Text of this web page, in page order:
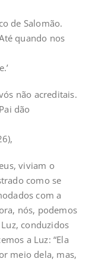
de Salomão.
quando nos
não acreditais.
dão
viviam o
como se
com a
nós, podemos
conduzidos
a Luz: “Ela
meio dela, mas,